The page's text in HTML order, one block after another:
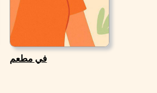
في مطعم